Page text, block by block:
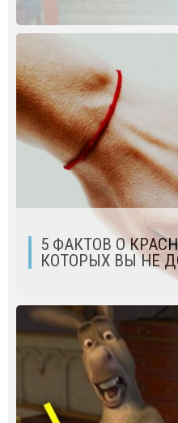
5 ФАКТОВ О
КОТОРЫХ ВЫ НЕ